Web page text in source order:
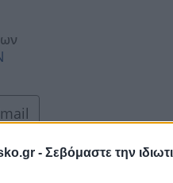
- Σεβόμαστε την